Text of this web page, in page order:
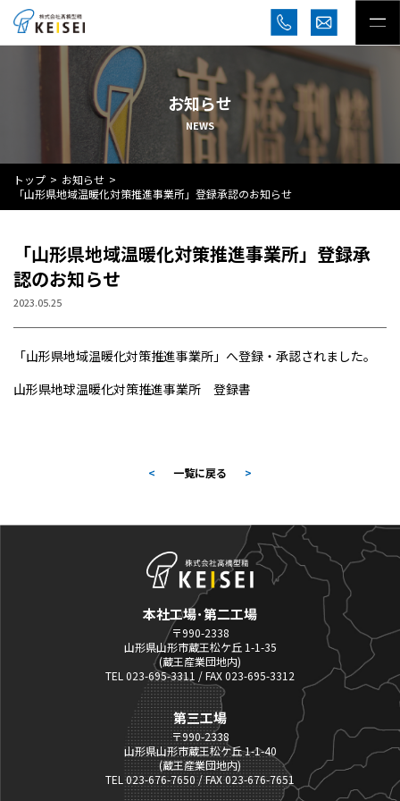
お知らせ
NEWS
トップ
お知らせ
「山形県地域温暖化対策推進事業所」登録承認のお知らせ
「山形県地域温暖化対策推進事業所」登録承
認のお知らせ
2023.05.25
「山形県地域温暖化対策推進事業所」へ登録・承認されました。
山形県地球温暖化対策推進事業所 登録書
< 一覧に戻る >
本社工場･第二工場
〒990-2338
山形県山形市蔵王松ケ丘 1-1-35
(蔵王産業団地内)
TEL 023-695-3311 / FAX 023-695-3312
第三工場
〒990-2338
山形県山形市蔵王松ケ丘 1-1-40
(蔵王産業団地内)
TEL 023-676-7650 / FAX 023-676-7651